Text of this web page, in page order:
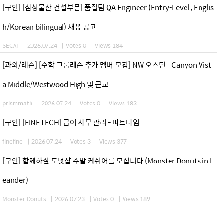
[구인] [삼성물산 건설부문] 품질팀 QA Engineer (Entry-Level , Englis
h/Korean bilingual) 채용 공고
SECAI | 2026.07.24 | Votes 0 | Views 184
[과외/레슨] [수학 그룹레슨 추가 멤버 모집] NW 오스틴 - Canyon Vist
a Middle/Westwood High 및 근교
prismmath | 2026.07.24 | Votes 0 | Views 183
[구인] [FINETECH] 급여 사무 관리 - 파트타임
finefine | 2026.07.24 | Votes 3 | Views 377
[구인] 함께하실 도넛샵 주말 케쉬어를 모십니다 (Monster Donuts in L
eander)
Monster Donuts | 2026.07.23 | Votes 0 | Views 189